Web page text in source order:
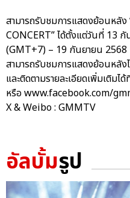
สามารถรับชมการแสดงย้อนหลัง
CONCERT” ได้ตั้งแต่วันที่ 13
(GMT+7) – 19 กันยายน 2568
สามารถรับชมการแสดงย้อนหลั
และติดตามรายละเอียดเพิ่มเติ
หรือ www.facebook.com/
X & Weibo : GMMTV
อัลบั้มรูป